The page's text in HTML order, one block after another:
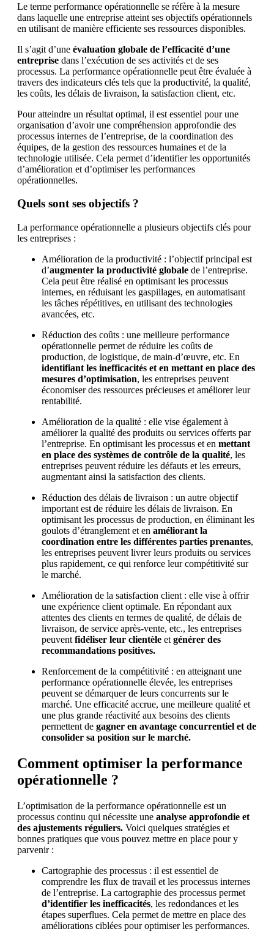
Le terme performance opérationnelle se réfère à la mesure
dans laquelle une entreprise atteint ses objectifs opérationnels
en utilisant de manière efficiente ses ressources disponibles.
Il s’agit d’une évaluation globale de l’efficacité d’une
entreprise dans l’exécution de ses activités et de ses
processus. La performance opérationnelle peut être évaluée à
travers des indicateurs clés tels que la productivité, la qualité,
les coûts, les délais de livraison, la satisfaction client, etc.
Pour atteindre un résultat optimal, il est essentiel pour une
organisation d’avoir une compréhension approfondie des
processus internes de l’entreprise, de la coordination des
équipes, de la gestion des ressources humaines et de la
technologie utilisée. Cela permet d’identifier les opportunités
d’amélioration et d’optimiser les performances
opérationnelles.
Quels sont ses objectifs ?
La performance opérationnelle a plusieurs objectifs clés pour
les entreprises :
Amélioration de la productivité : l’objectif principal est
d’augmenter la productivité globale de l’entreprise.
Cela peut être réalisé en optimisant les processus
internes, en réduisant les gaspillages, en automatisant
les tâches répétitives, en utilisant des technologies
avancées, etc.
Réduction des coûts : une meilleure performance
opérationnelle permet de réduire les coûts de
production, de logistique, de main-d’œuvre, etc. En
identifiant les inefficacités et en mettant en place des
mesures d’optimisation, les entreprises peuvent
économiser des ressources précieuses et améliorer leur
rentabilité.
Amélioration de la qualité : elle vise également à
améliorer la qualité des produits ou services offerts par
l’entreprise. En optimisant les processus et en mettant
en place des systèmes de contrôle de la qualité, les
entreprises peuvent réduire les défauts et les erreurs,
augmentant ainsi la satisfaction des clients.
Réduction des délais de livraison : un autre objectif
important est de réduire les délais de livraison. En
optimisant les processus de production, en éliminant les
goulots d’étranglement et en améliorant la
coordination entre les différentes parties prenantes,
les entreprises peuvent livrer leurs produits ou services
plus rapidement, ce qui renforce leur compétitivité sur
le marché.
Amélioration de la satisfaction client : elle vise à offrir
une expérience client optimale. En répondant aux
attentes des clients en termes de qualité, de délais de
livraison, de service après-vente, etc., les entreprises
peuvent fidéliser leur clientèle et générer des
recommandations positives.
Renforcement de la compétitivité : en atteignant une
performance opérationnelle élevée, les entreprises
peuvent se démarquer de leurs concurrents sur le
marché. Une efficacité accrue, une meilleure qualité et
une plus grande réactivité aux besoins des clients
permettent de gagner en avantage concurrentiel et de
consolider sa position sur le marché.
Comment optimiser la performance
opérationnelle ?
L’optimisation de la performance opérationnelle est un
processus continu qui nécessite une analyse approfondie et
des ajustements réguliers. Voici quelques stratégies et
bonnes pratiques que vous pouvez mettre en place pour y
parvenir :
Cartographie des processus : il est essentiel de
comprendre les flux de travail et les processus internes
de l’entreprise. La cartographie des processus permet
d’identifier les inefficacités, les redondances et les
étapes superflues. Cela permet de mettre en place des
améliorations ciblées pour optimiser les performances.